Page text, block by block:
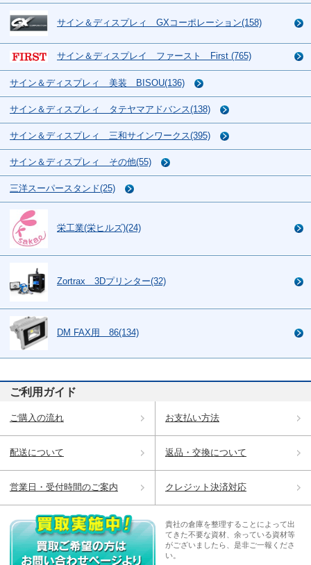
サイン＆ディスプレィ GXコーポレーション(158)
サイン＆ディスプレイ ファースト First (765)
サイン＆ディスプレィ 美装 BISOU(136)
サイン＆ディスプレィ タテヤマアドバンス(138)
サイン＆ディスプレィ 三和サインワークス(395)
サイン＆ディスプレィ その他(55)
三洋スーパースタンド(25)
栄工業(栄ヒルズ)(24)
Zortrax 3Dプリンター(32)
DM FAX用 86(134)
ご利用ガイド
ご購入の流れ お支払い方法
配送について 返品・交換について
営業日・受付時間のご案内 クレジット決済対応
貴社の倉庫を整理することによって出
てきた不要な資材、余っている資材等
がございましたら、是非ご一報くださ
い。